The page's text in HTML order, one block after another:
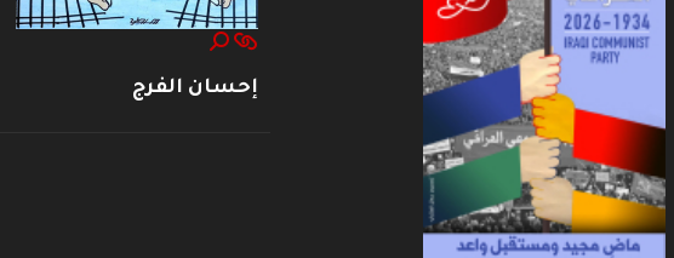
إحسان الفرج